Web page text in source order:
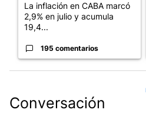
La inflación en CABA marcó
2,9% en julio y acumula
19,4...
195 comentarios
Conversación